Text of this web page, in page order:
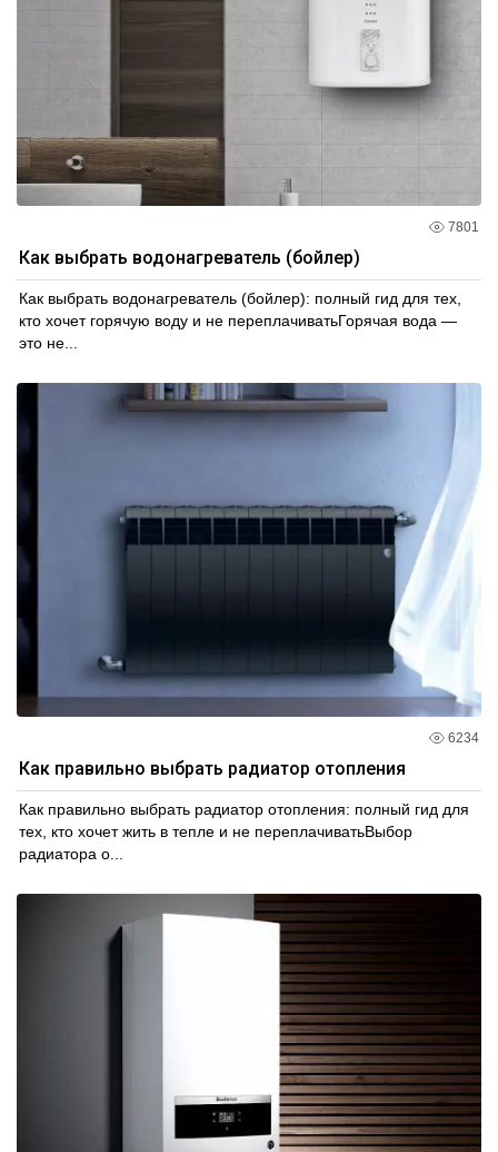
7801
Как выбрать водонагреватель (бойлер)
Как выбрать водонагреватель (бойлер): полный гид для тех,
кто хочет горячую воду и не переплачиватьГорячая вода —
это не...
6234
Как правильно выбрать радиатор отопления
Как правильно выбрать радиатор отопления: полный гид для
тех, кто хочет жить в тепле и не переплачиватьВыбор
радиатора о...